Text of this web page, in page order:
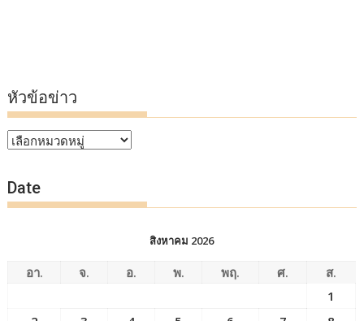
หัวข้อข่าว
หัวข้อ
Date
สิงหาคม 2026
อา. จ. อ. พ. พฤ. ศ.
ส.
1